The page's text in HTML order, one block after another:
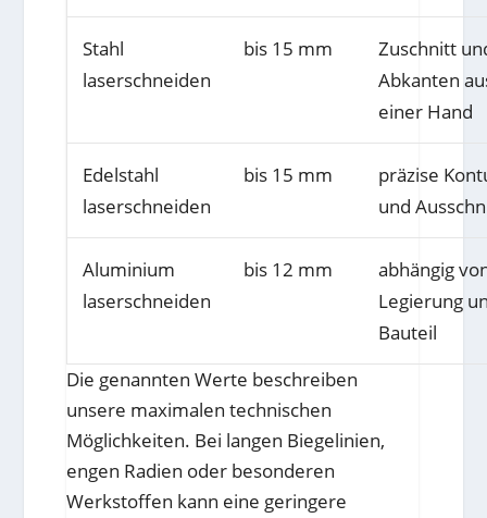
Stahl
laserschneiden
bis 15 mm
Zuschnitt
Abkanten
einer Hand
Edelstahl
laserschneiden
bis 15 mm
präzise
und
Aluminium
laserschneiden
bis 12 mm
abhängig
Legierung
Bauteil
Die genannten Werte beschreiben
unsere maximalen technischen
Möglichkeiten. Bei langen Biegelinien,
engen Radien oder besonderen
Werkstoffen kann eine geringere